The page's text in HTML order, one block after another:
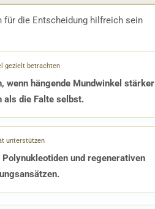
für die Entscheidung hilfreich sein
gezielt betrachten
wenn hängende Mundwinkel stärker
als die Falte selbst.
unterstützen
Polynukleotiden und regenerativen